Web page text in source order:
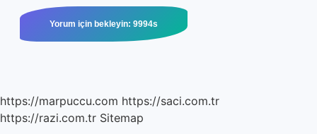
https://marpuccu.com https://saci.com.tr
https://razi.com.tr Sitemap